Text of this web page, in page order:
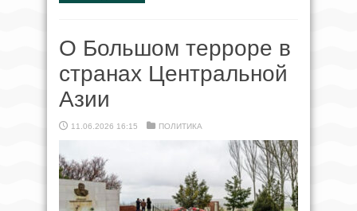
О Большом терроре в
странах Центральной
Азии
11.06.2026 16:15 ПОЛИТИКА